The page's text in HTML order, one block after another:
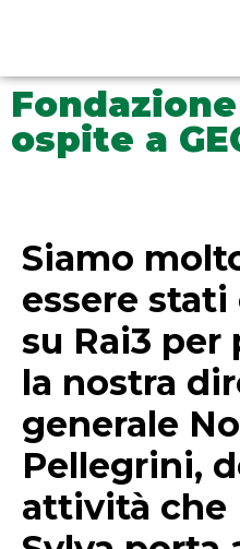
Fondazione
ospite a
Siamo
essere
su Rai3 per
la nostra
generale
Pellegrini,
attività che